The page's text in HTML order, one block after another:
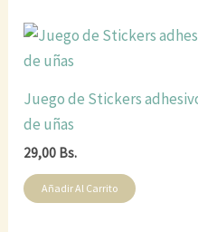
Juego de Stickers
de uñas
29,00 Bs.
Añadir Al Carrito